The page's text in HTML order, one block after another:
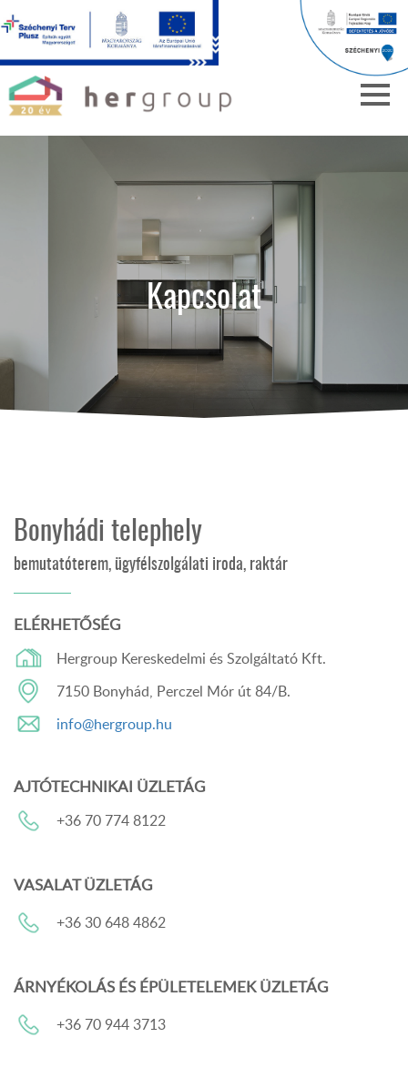
Kapcsolat
Bonyhádi telephely
bemutatóterem, ügyfélszolgálati iroda, raktár
ELÉRHETŐSÉG
Hergroup Kereskedelmi és Szolgáltató Kft.
7150 Bonyhád, Perczel Mór út 84/B.
info@hergroup.hu
AJTÓTECHNIKAI ÜZLETÁG
+36 70 774 8122
VASALAT ÜZLETÁG
+36 30 648 4862
ÁRNYÉKOLÁS ÉS ÉPÜLETELEMEK ÜZLETÁG
+36 70 944 3713